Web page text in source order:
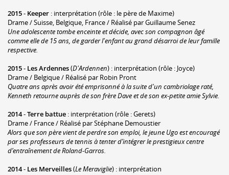
2015- Keeper : interprétation (rôle : le père de Maxime)
Drame / Suisse, Belgique, France / Réalisé par Guillaume Senez
Une adolescente tombe enceinte et décide, avec son compagnon âgé
comme elle de 15 ans, de garder l'enfant au grand désarroi de leur famille
respective.
2015- Les Ardennes(D'Ardennen) : interprétation (rôle : Joyce)
Drame / Belgique / Réalisé par Robin Pront
Quatre ans après avoir été emprisonné à la suite d'un cambriolage raté,
Kenneth retourne auprès de son frère Dave et de son ex-petite amie Sylvie.
2014-Terre battue : interprétation (rôle : Gerets)
Drame / France / Réalisé par Stéphane Demoustier
Alors que son père vient de perdre son emploi, le jeune Ugo est encouragé
par ses professeurs de tennis à tenter d’intégrer le prestigieux centre
d’entraînement de Roland-Garros.
2014- Les Merveilles(Le Meraviglie) : interprétation